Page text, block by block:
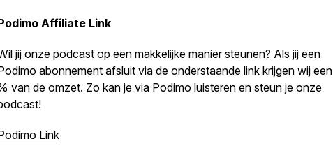
Affiliate Link
jij onze podcast op een makkelijke manier steunen? Als jij een
abonnement afsluit via de onderstaande link krijgen wij een
van de omzet. Zo kan je via Podimo luisteren en steun je onze
Link